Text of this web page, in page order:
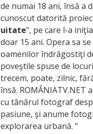
de numai 18 ani, însă a
cunoscut datorită
uitate", pe care l-a
doar 15 ani. Opera sa
oamenilor îndrăgostiţi
poveştile spuse de
trecem, poate, zilnic,
însă. ROMÂNIATV.NET
cu tânărul fotograf
pasiune, şi anume
explorarea urbană. "